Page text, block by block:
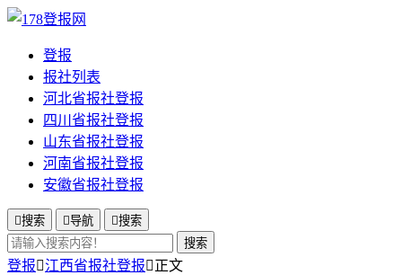
登报
报社列表
河北省报社登报
四川省报社登报
山东省报社登报
河南省报社登报
安徽省报社登报
搜索 导航 搜索
搜索
登报江西省报社登报正文